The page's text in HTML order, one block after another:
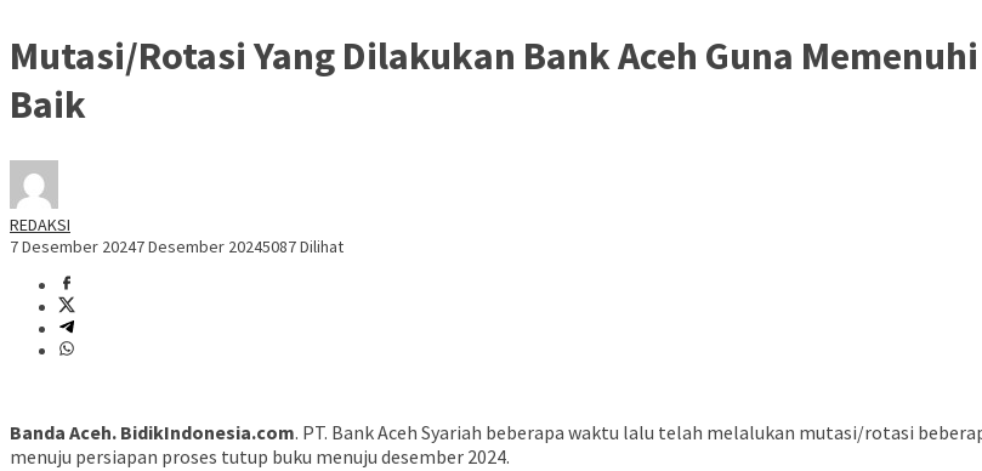
Mutasi/Rotasi Yang Dilakukan Bank Aceh Guna
Baik
REDAKSI
7 Desember 20247 Desember 20245087 Dilihat
Banda Aceh. BidikIndonesia.com. PT. Bank Aceh Syariah beberapa waktu lalu telah melalukan mutasi/rotasi
menuju persiapan proses tutup buku menuju desember 2024.